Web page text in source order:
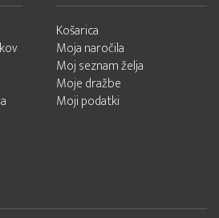
Košarica
Moja naročila
Moj seznam želja
Moje dražbe
Moji podatki